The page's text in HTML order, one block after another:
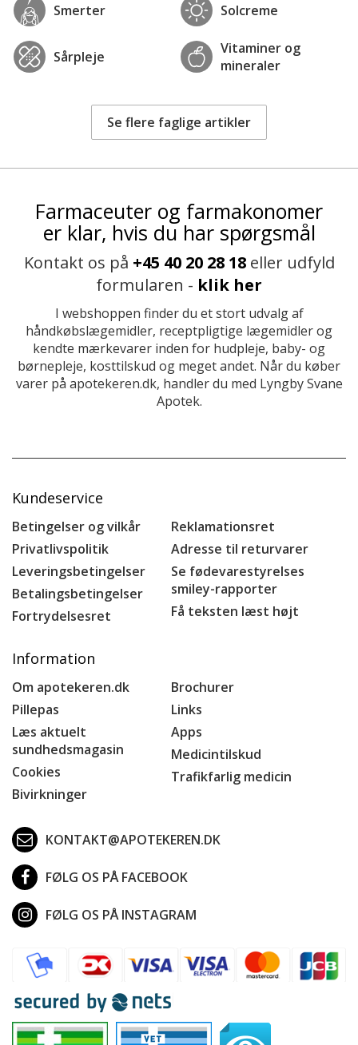
Smerter Solcreme
Sårpleje
Vitaminer og
mineraler
Se flere faglige artikler
Farmaceuter og farmakonomer
er klar, hvis du har spørgsmål
Kontakt os på +45 40 20 28 18eller udfyld
formularen - klik her
I webshoppen finder du et stort udvalg af
håndkøbslægemidler, receptpligtige lægemidler og
kendte mærkevarer inden for hudpleje, baby- og
børnepleje, kosttilskud og meget andet. Når du køber
varer på apotekeren.dk, handler du med Lyngby Svane
Apotek.
Kundeservice
Betingelser og vilkår
Privatlivspolitik
Leveringsbetingelser
Betalingsbetingelser
Fortrydelsesret
Reklamationsret
Adresse til returvarer
Se fødevarestyrelses
smiley-rapporter
Få teksten læst højt
Information
Om apotekeren.dk
Pillepas
Læs aktuelt
sundhedsmagasin
Cookies
Bivirkninger
Brochurer
Links
Apps
Medicintilskud
Trafikfarlig medicin
KONTAKT@APOTEKEREN.DK
FØLG OS PÅ FACEBOOK
FØLG OS PÅ INSTAGRAM